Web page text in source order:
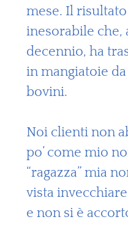
mese. Il
inesorabile che,
decennio, ha
in mangiatoie
bovini.
Noi clienti non
po’ come mio
“ragazza” mia
vista
e non si è